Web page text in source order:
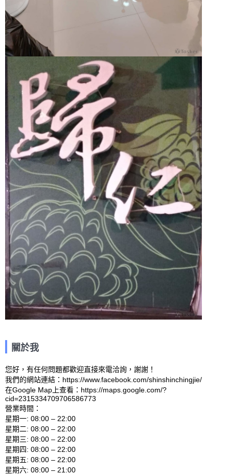
關於我
您好，有任何問題都歡迎直接來電洽詢，謝謝！
我們的網站連結：https://www.facebook.com/shinshinchingjie/
在Google Map上查看：https://maps.google.com/?
cid=2315334709706586773
營業時間：
星期一: 08:00 – 22:00
星期二: 08:00 – 22:00
星期三: 08:00 – 22:00
星期四: 08:00 – 22:00
星期五: 08:00 – 22:00
星期六: 08:00 – 21:00